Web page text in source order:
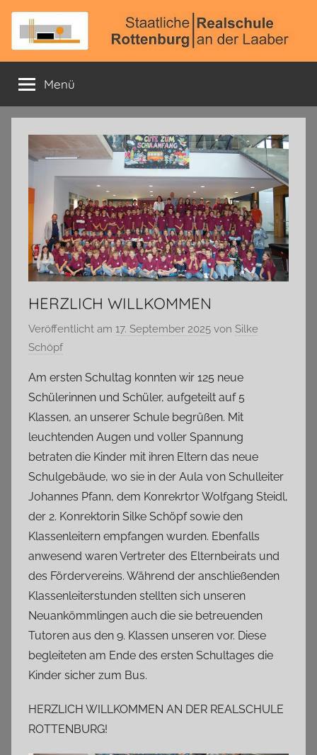
Zum
Inhalt
springen
Staatliche
Realschule
Rottenburg
a.
d.
Laaber
Offizielle
Schulhomepage
Menü
HERZLICH WILLKOMMEN
Veröffentlicht am 17. September 2025 von Silke
Schöpf
Am ersten Schultag konnten wir 125 neue
Schülerinnen und Schüler, aufgeteilt auf 5
Klassen, an unserer Schule begrüßen. Mit
leuchtenden Augen und voller Spannung
betraten die Kinder mit ihren Eltern das neue
Schulgebäude, wo sie in der Aula von Schulleiter
Johannes Pfann, dem Konrekrtor Wolfgang Steidl,
der 2. Konrektorin Silke Schöpf sowie den
Klassenleitern empfangen wurden. Ebenfalls
anwesend waren Vertreter des Elternbeirats und
des Fördervereins. Während der anschließenden
Klassenleiterstunden stellten sich unseren
Neuankömmlingen auch die sie betreuenden
Tutoren aus den 9. Klassen unseren vor. Diese
begleiteten am Ende des ersten Schultages die
Kinder sicher zum Bus.
HERZLICH WILLKOMMEN AN DER REALSCHULE
ROTTENBURG!